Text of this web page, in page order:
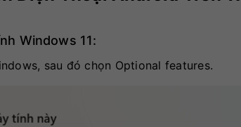
Windows 11:
sau đó chọn Optional features.